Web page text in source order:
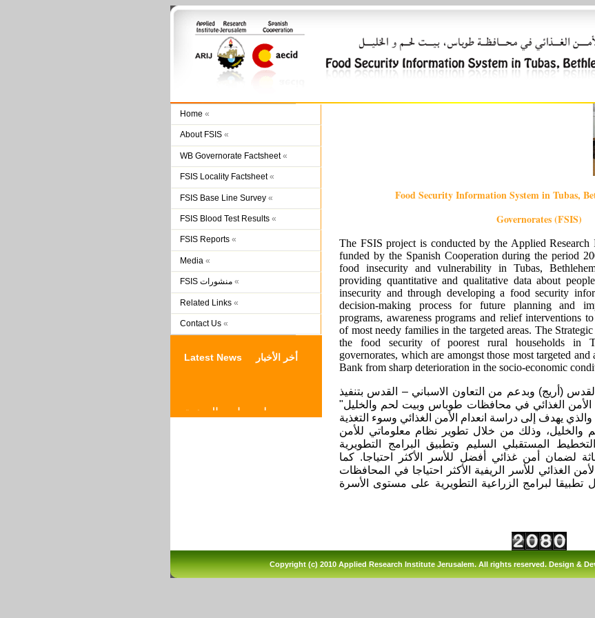
Home «
About FSIS «
WB Governorate Factsheet«
FSIS Locality Factsheet«
FSIS Base Line Survey «
FSIS Blood Test Results «
FSIS Reports «
Media «
FSIS منشورات «
Related Links «
Contact Us «
Latest News أخر الأخبار
جدول برنامج التوعية
Food Security Information System in Tubas,
Governorates (FSIS)
The FSIS project is conducted by the Applied Research
funded by the Spanish Cooperation during the period
food insecurity and vulnerability in Tubas,
providing quantitative and qualitative data about
insecurity and through developing a food security
decision-making process for future planning and
programs, awareness programs and relief interventions
of most needy families in the targeted areas. The
the food security of poorest rural households in
governorates, which are amongst those most targeted
Bank from sharp deterioration in the socio-economic
(أريج) وبدعم من التعاون الاسباني – القدس بتنفيذ
الغذائي في محافظات طوباس وبيت لحم والخليل"
خلال عامي 2009 – 2010، والذي يهدف إلى دراسة انعدام الأمن الغذائي وسوء التغذية
وذلك من خلال تطوير نظام معلوماتي للأمن
المستقبلي السليم وتطبيق البرامج التطويرية
لضمان أمن غذائي أفضل للأسر الأكثر احتياجا. كما
الغذائي للأسر الريفية الأكثر احتياجا في المحافظات
تطبيقا لبرامج الزراعية التطويرية على مستوى الأسرة
Copyright (c) 2010 Applied Research Institute Jerusalem. All rights reserved. Design &